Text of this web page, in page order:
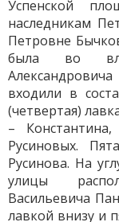
Успенской
наследникам
Петровне
была во
входили в
(четвертая)
–
Русиновых.
Русинова. На
улицы
Васильевича
лавкой внизу и